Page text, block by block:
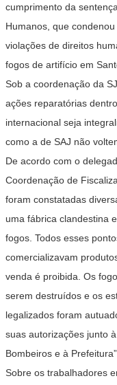
cumprimento da
Humanos, que
violações de direitos
fogos de artifício em
Sob a coordenação da
ações reparatórias
internacional seja
como a de SAJ não
De acordo com o
Coordenação de
foram constatadas
uma fábrica clandestina
fogos. Todos esses
comercializavam
venda é proibida. Os
serem destruídos e os
legalizados foram
suas autorizações junto
Bombeiros e à
Sobre os trabalhadores